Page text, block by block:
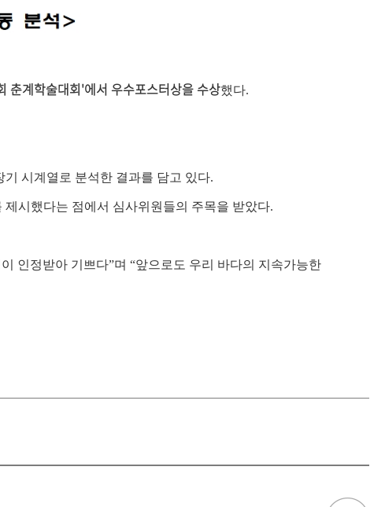
춘계학술대회'에서 우수포스터상을 수상했다.
시계열로 분석한 결과를 담고 있다.
시했다는 점에서 심사위원들의 주목을 받았다.
인정받아 기쁘다”며 “앞으로도 우리 바다의 지속가능한